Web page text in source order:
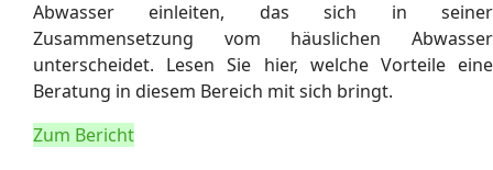
Abwasser einleiten, das sich in seiner
Zusammensetzung vom häuslichen Abwasser
unterscheidet. Lesen Sie hier, welche Vorteile eine
Beratung in diesem Bereich mit sich bringt.
Zum Bericht